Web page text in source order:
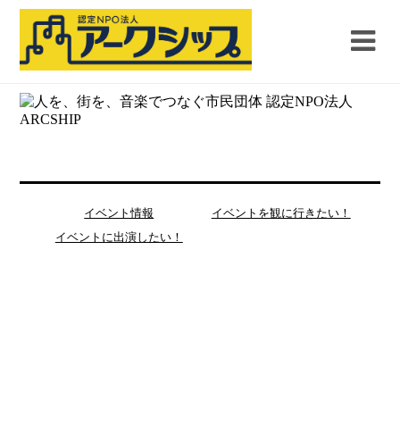
イベント情報
イベントを観に行きたい！
イベントに出演したい！